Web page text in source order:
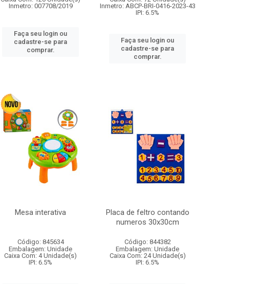
Inmetro: 007708/2019
Faça seu login ou
cadastre-se para
comprar.
Inmetro: ABCP-BRI-0416-2023-43
IPI: 6.5%
Faça seu login ou
cadastre-se para
comprar.
Mesa interativa
Código: 845634
Embalagem: Unidade
Caixa Com: 4 Unidade(s)
IPI: 6.5%
Placa de feltro contando
numeros 30x30cm
Código: 844382
Embalagem: Unidade
Caixa Com: 24 Unidade(s)
IPI: 6.5%